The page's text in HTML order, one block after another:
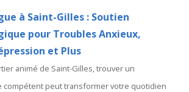
à Saint-Gilles : Soutien
pour Troubles Anxieux,
et Plus
animé de Saint-Gilles, trouver un
compétent peut transformer votre quotidien